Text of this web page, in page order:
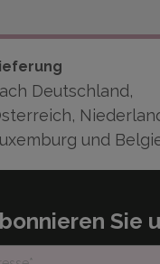
Deutschland,
und
Sie